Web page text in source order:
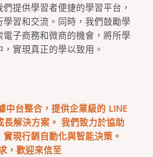
提供學習者便捷的學習平台，
習和交流。同時，我們鼓勵學
子商務和微商的機會，將所學
實現真正的學以致用。
中台整合，提供企業級的 LINE
長解決方案。 我們致力於協助
現行銷自動化與智能決策。
，歡迎來信至